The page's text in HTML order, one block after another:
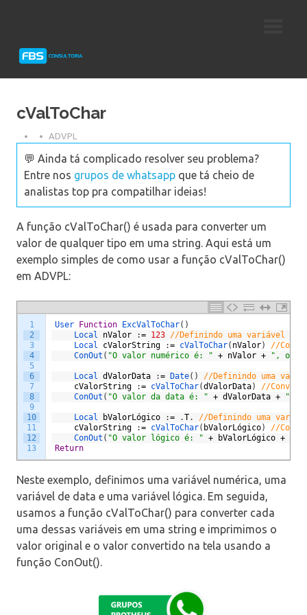
Protheus
cValToChar
ADVPL
💬 Ainda tá complicado resolver seu problema?
Entre nos grupos de whatsapp que tá cheio de
analistas top pra compatilhar ideias!
A função cValToChar() é usada para converter um
valor de qualquer tipo em uma string. Aqui está um
exemplo simples de como usar a função cValToChar()
em ADVPL:
1
2
3
4
5
6
7
8
9
10
11
12
13
User Function ExcValToChar( )
Local nValor := 123 //Definindo uma variável
Local cValorString := cValToChar( nValor)
//
ConOut ( "O valor numérico é: " + nValor + ", o
Local dValorData := Date( )
//Definindo uma
cValorString
:= cValToChar(dValorData)
//
ConOut ( "O valor da data é: " + dValorData + ", o
Local bValorLógico := .T.
//Definindo uma
cValorString
:= cValToChar( bValorLógico)
//
ConOut ( "O valor lógico é: " + bValorLógico +
Return
Neste exemplo, definimos uma variável numérica, uma
variável de data e uma variável lógica. Em seguida,
usamos a função cValToChar() para converter cada
uma dessas variáveis em uma string e imprimimos o
valor original e o valor convertido na tela usando a
função ConOut().